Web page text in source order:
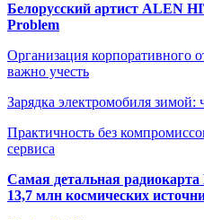
Белорусский артист ALEN
Problem
Организация корпоративного
важно учесть
Зарядка электромобиля зимой:
Практичность без
сервиса
Самая детальная
13,7 млн космических